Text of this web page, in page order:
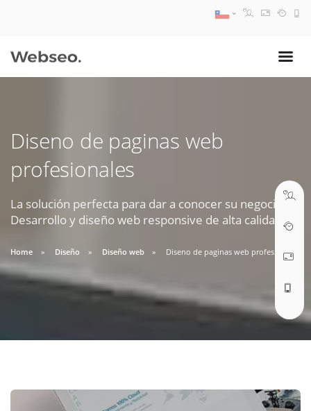
Diseno de paginas web
profesionales
La solución perfecta para dar a conocer su negocio.
Desarrollo y diseño web responsive de alta calidad.
Home Diseño Diseño web Diseno de paginas web profesionales
09:30 AM A 18:30 PM
soporte@webseo.cl